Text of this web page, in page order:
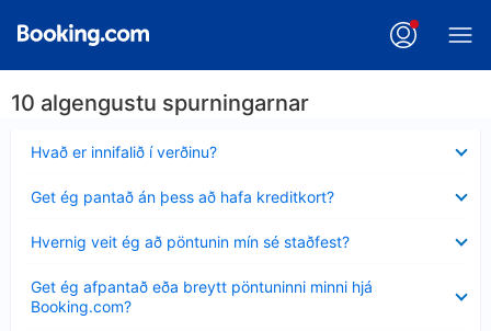
10 algengustu spurningarnar
Hvað er innifalið í verðinu?
sýnt
Get ég pantað án þess að hafa kreditkort?
sýnt
Hvernig veit ég að pöntunin mín sé staðfest?
sýnt
Get ég afpantað eða breytt pöntuninni minni hjá
Booking.com?
sýnt